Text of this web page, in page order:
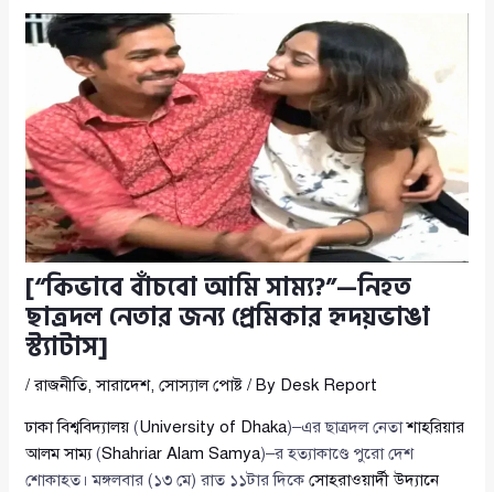
[“কিভাবে বাঁচবো আমি সাম্য?”—নিহত
ছাত্রদল নেতার জন্য প্রেমিকার হৃদয়ভাঙা
স্ট্যাটাস]
/রাজনীতি,সারাদেশ,সোস্যাল পোষ্ট / By Desk Report
ঢাকা বিশ্ববিদ্যালয় (University of Dhaka)–এর ছাত্রদল নেতাশাহরিয়ার
আলম সাম্য(Shahriar Alam Samya)–র হত্যাকাণ্ডে পুরো দেশ
শোকাহত। মঙ্গলবার (১৩ মে) রাত ১১টার দিকেসোহরাওয়ার্দী উদ্যানে